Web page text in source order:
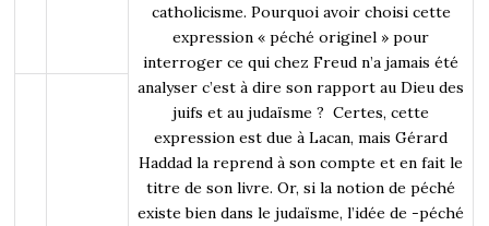
catholicisme. Pourquoi avoir choisi cette
expression « péché originel » pour
interroger ce qui chez Freud n’a jamais été
analyser c’est à dire son rapport au Dieu des
juifs et au judaïsme ? Certes, cette
expression est due à Lacan, mais Gérard
Haddad la reprend à son compte et en fait le
titre de son livre. Or, si la notion de péché
existe bien dans le judaïsme, l’idée de -péché